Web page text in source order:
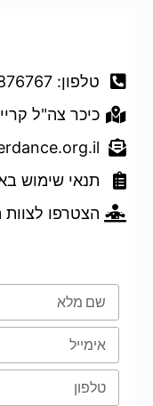
טלפון: 054-4876767
כיכר צה"ל
תנאי שימוש
הצטרפו